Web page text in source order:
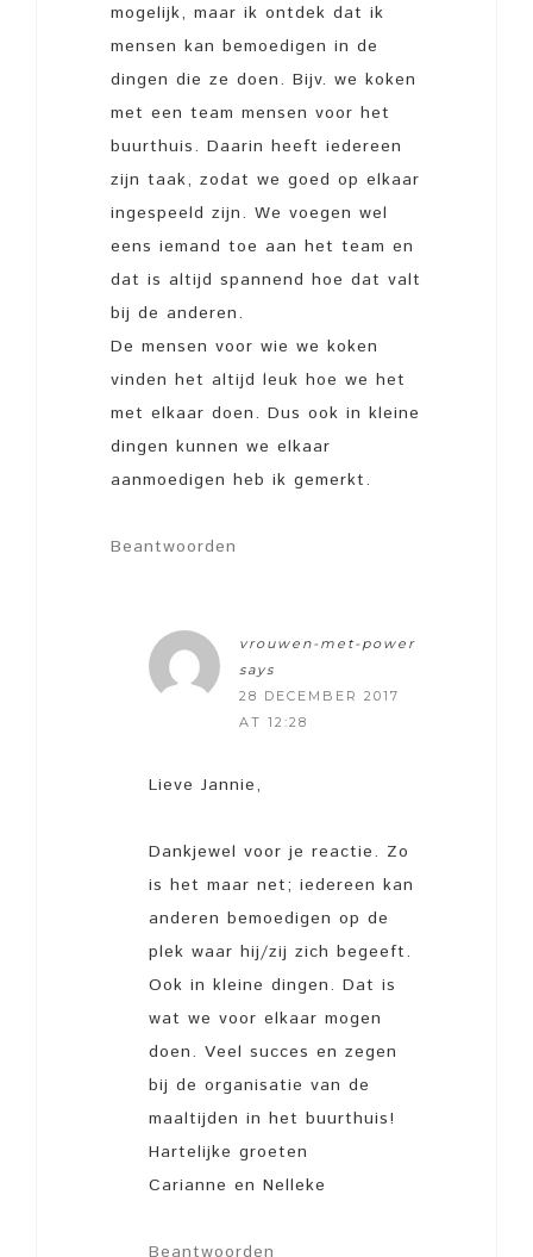
mogelijk, maar ik ontdek dat ik
mensen kan bemoedigen in de
dingen die ze doen. Bijv. we koken
met een team mensen voor het
buurthuis. Daarin heeft iedereen
zijn taak, zodat we goed op elkaar
ingespeeld zijn. We voegen wel
eens iemand toe aan het team en
dat is altijd spannend hoe dat valt
bij de anderen.
De mensen voor wie we koken
vinden het altijd leuk hoe we het
met elkaar doen. Dus ook in kleine
dingen kunnen we elkaar
aanmoedigen heb ik gemerkt.
Beantwoorden
vrouwen-met-power
says
28 DECEMBER 2017
AT 12:28
Lieve Jannie,
Dankjewel voor je reactie. Zo
is het maar net; iedereen kan
anderen bemoedigen op de
plek waar hij/zij zich begeeft.
Ook in kleine dingen. Dat is
wat we voor elkaar mogen
doen. Veel succes en zegen
bij de organisatie van de
maaltijden in het buurthuis!
Hartelijke groeten
Carianne en Nelleke
Beantwoorden